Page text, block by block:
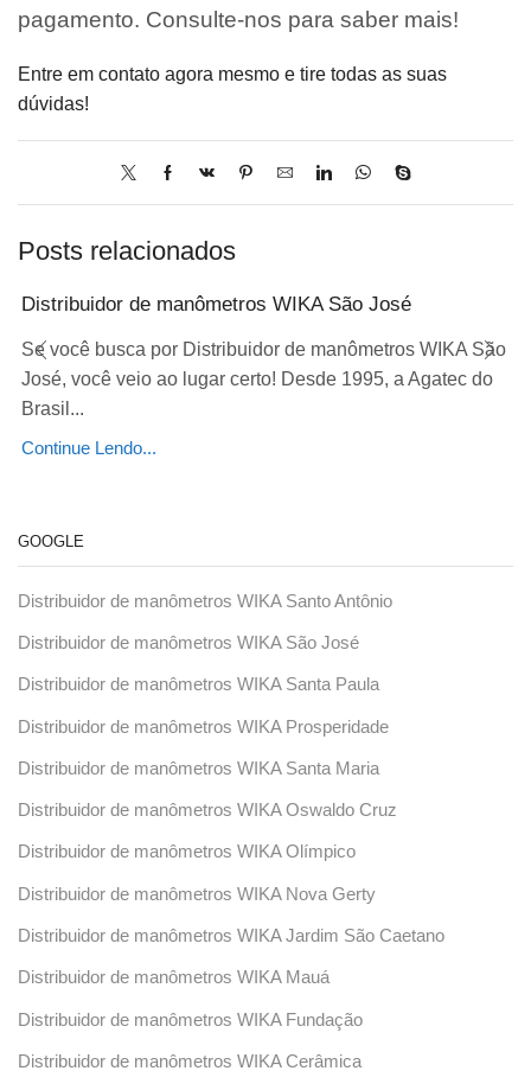
pagamento. Consulte-nos para saber mais!
Entre em contato agora mesmo e tire todas as suas
dúvidas!
Posts relacionados
Distribuidor de manômetros WIKA São José
Se você busca por Distribuidor de manômetros WIKA São
José, você veio ao lugar certo! Desde 1995, a Agatec do
Brasil...
Continue Lendo...
GOOGLE
Distribuidor de manômetros WIKA Santo Antônio
Distribuidor de manômetros WIKA São José
Distribuidor de manômetros WIKA Santa Paula
Distribuidor de manômetros WIKA Prosperidade
Distribuidor de manômetros WIKA Santa Maria
Distribuidor de manômetros WIKA Oswaldo Cruz
Distribuidor de manômetros WIKA Olímpico
Distribuidor de manômetros WIKA Nova Gerty
Distribuidor de manômetros WIKA Jardim São Caetano
Distribuidor de manômetros WIKA Mauá
Distribuidor de manômetros WIKA Fundação
Distribuidor de manômetros WIKA Cerâmica